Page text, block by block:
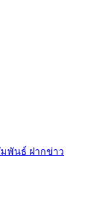
มพันธ์ ฝากข่าว